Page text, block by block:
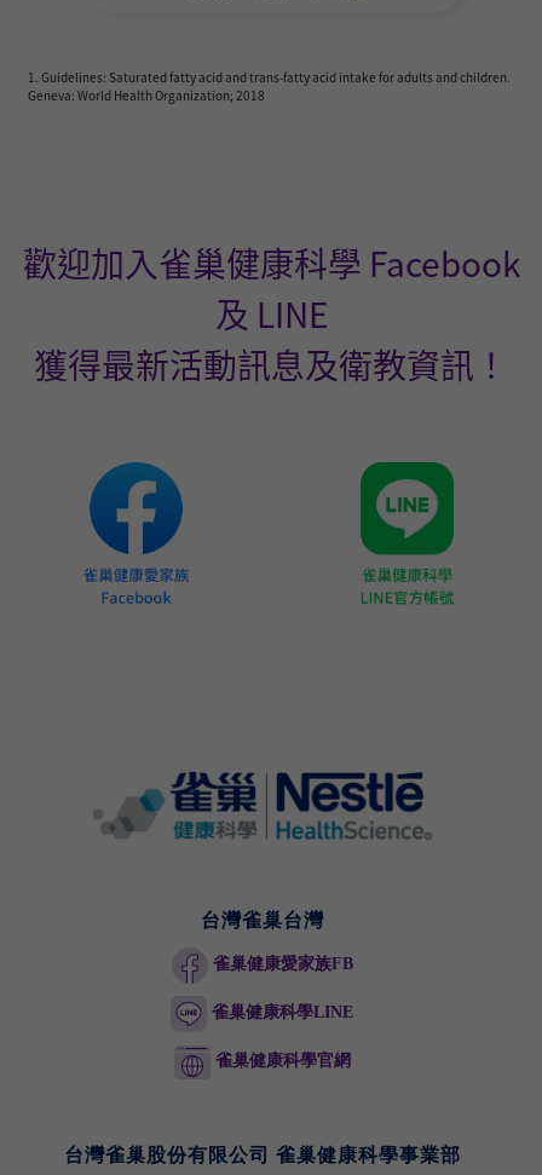
1. Guidelines: Saturated fatty acid and trans-fatty acid intake for adults and children.
Geneva: World Health Organization; 2018
歡迎加入雀巢健康科學 Facebook
及 LINE
獲得最新活動訊息及衛教資訊！
台灣雀巢台灣
雀巢健康愛家族FB
雀巢健康科學LINE
雀巢健康科學官網
台灣雀巢股份有限公司 雀巢健康科學事業部